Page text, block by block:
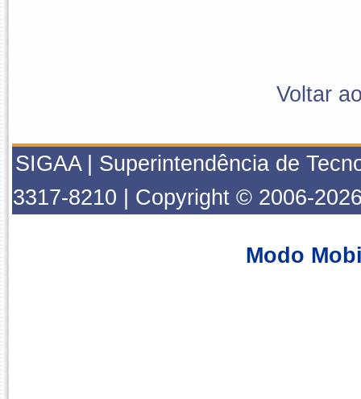
Voltar
SIGAA | Superintendência de
3317-8210 | Copyright © 2006-
Modo